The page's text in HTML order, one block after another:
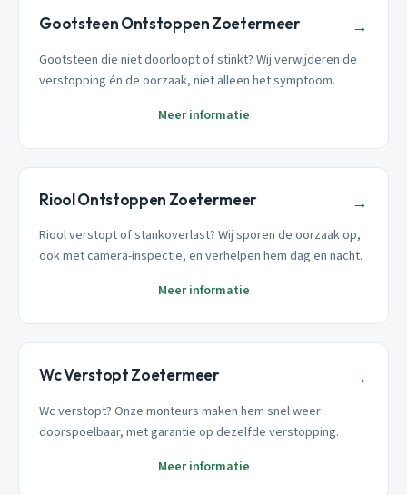
Gootsteen Ontstoppen Zoetermeer →
Gootsteen die niet doorloopt of stinkt? Wij verwijderen de
verstopping én de oorzaak, niet alleen het symptoom.
Meer informatie
Riool Ontstoppen Zoetermeer →
Riool verstopt of stankoverlast? Wij sporen de oorzaak op,
ook met camera-inspectie, en verhelpen hem dag en nacht.
Meer informatie
Wc Verstopt Zoetermeer →
Wc verstopt? Onze monteurs maken hem snel weer
doorspoelbaar, met garantie op dezelfde verstopping.
Meer informatie